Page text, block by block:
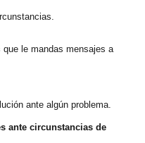
le mandas mensajes a
ante algún problema.
ante circunstancias de